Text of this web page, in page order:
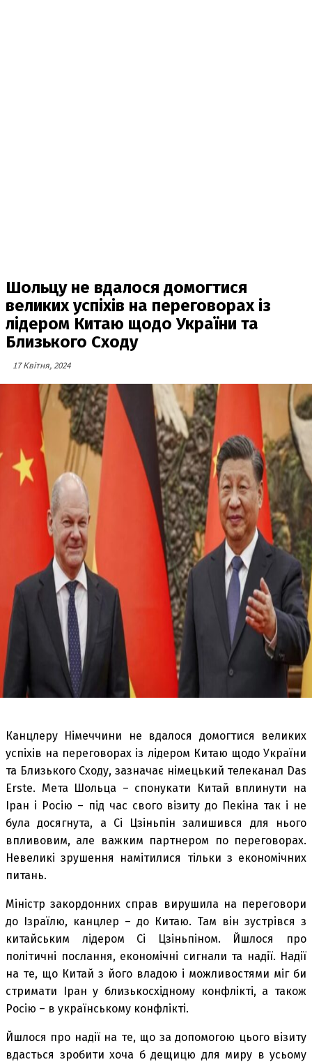
Шольцу не вдалося домогтися
великих успіхів на переговорах із
лідером Китаю щодо України та
Близького Сходу
17 Квітня, 2024
Канцлеру Німеччини не вдалося домогтися великих
успіхів на переговорах із лідером Китаю щодо України
та Близького Сходу, зазначає німецький телеканал Das
Erste. Мета Шольца – спонукати Китай вплинути на
Іран і Росію – під час свого візиту до Пекіна так і не
була досягнута, а Сі Цзіньпін залишився для нього
впливовим, але важким партнером по переговорах.
Невеликі зрушення намітилися тільки з економічних
питань.
Міністр закордонних справ вирушила на переговори
до Ізраїлю, канцлер – до Китаю. Там він зустрівся з
китайським лідером Сі Цзіньпіном. Йшлося про
політичні послання, економічні сигнали та надії. Надії
на те, що Китай з його владою і можливостями міг би
стримати Іран у близькосхідному конфлікті, а також
Росію – в українському конфлікті.
Йшлося про надії на те, що за допомогою цього візиту
вдасться зробити хоча б дещицю для миру в усьому